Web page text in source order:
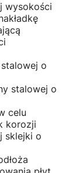
wysokości
o
stalowej o
celu
korozji
sklejki o